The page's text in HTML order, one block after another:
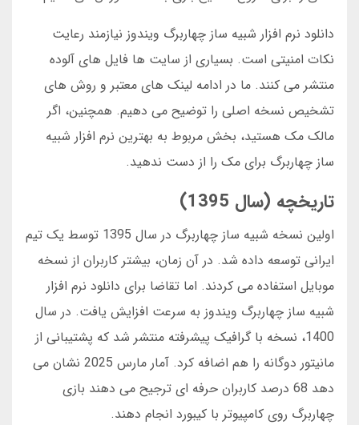
دانلود نرم افزار شبیه ساز چهاربرگ ویندوز نیازمند رعایت
نکات امنیتی است. بسیاری از سایت ها فایل های آلوده
منتشر می کنند. ما در ادامه لینک های معتبر و روش های
تشخیص نسخه اصلی را توضیح می دهیم. همچنین، اگر
مالک مک هستید، بخش مربوط به بهترین نرم افزار شبیه
ساز چهاربرگ برای مک را از دست ندهید.
تاریخچه (سال 1395)
اولین نسخه شبیه ساز چهاربرگ در سال 1395 توسط یک تیم
ایرانی توسعه داده شد. در آن زمان، بیشتر کاربران از نسخه
موبایل استفاده می کردند. اما تقاضا برای دانلود نرم افزار
شبیه ساز چهاربرگ ویندوز به سرعت افزایش یافت. در سال
1400، نسخه با گرافیک پیشرفته منتشر شد که پشتیبانی از
مانیتور دوگانه را هم اضافه کرد. آمار مارس 2025 نشان می
دهد 68 درصد کاربران حرفه ای ترجیح می دهند بازی
چهاربرگ روی کامپیوتر با کیبورد انجام دهند.